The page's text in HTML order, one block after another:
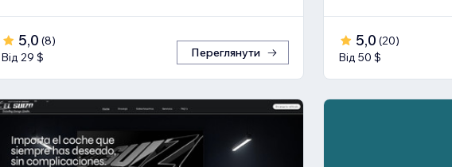
5,0 (8)
Від 29 $
Переглянути
5,0 (20)
Від 50 $